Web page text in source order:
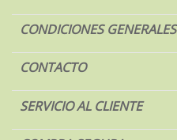
CONDICIONES GENERALES
CONTACTO
SERVICIO AL CLIENTE